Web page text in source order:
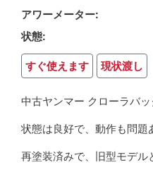
アワーメーター
状態
すぐ使えます 現状渡し
中古ヤンマー クローラバ
状態は良好で、動作も問題
再塗装済みで、旧型モデル